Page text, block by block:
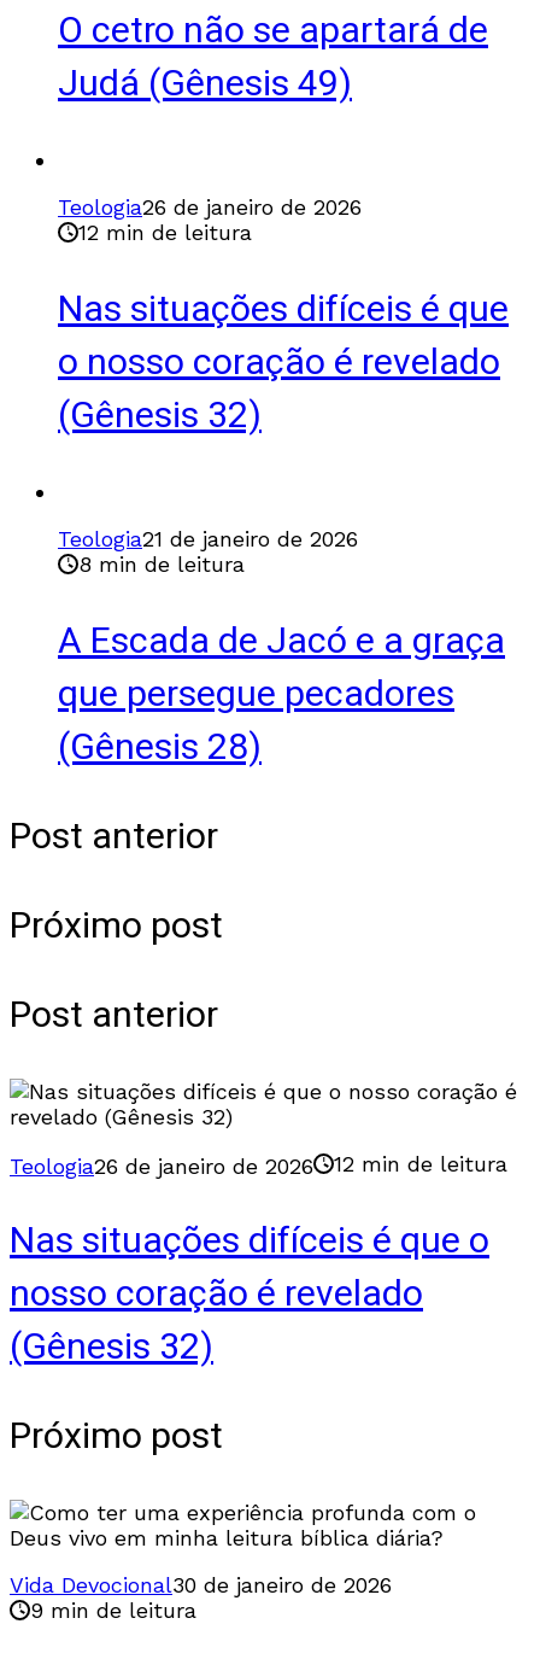
O cetro não se apartará de
Judá (Gênesis 49)
Teologia26 de janeiro de 2026
12 min de leitura
Nas situações difíceis é que
o nosso coração é revelado
(Gênesis 32)
Teologia21 de janeiro de 2026
8 min de leitura
A Escada de Jacó e a graça
que persegue pecadores
(Gênesis 28)
Post anterior
Próximo post
Post anterior
Teologia26 de janeiro de 2026 12 min de leitura
Nas situações difíceis é que o
nosso coração é revelado
(Gênesis 32)
Próximo post
Vida Devocional30 de janeiro de 2026
9 min de leitura